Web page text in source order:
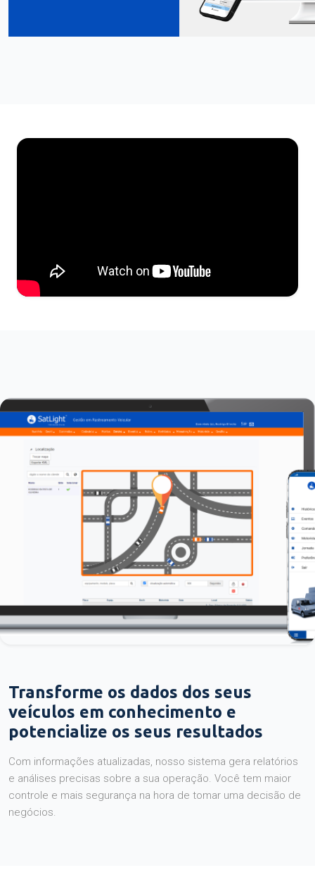
Transforme os dados dos seus
veículos em conhecimento e
potencialize os seus resultados
Com informações atualizadas, nosso sistema gera relatórios
e análises precisas sobre a sua operação. Você tem maior
controle e mais segurança na hora de tomar uma decisão de
negócios.